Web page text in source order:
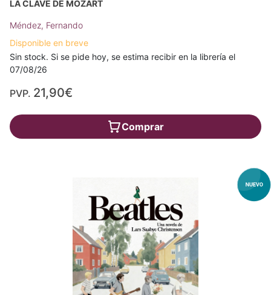
LA CLAVE DE MOZART
Méndez, Fernando
Disponible en breve
Sin stock. Si se pide hoy, se estima recibir en la librería el
07/08/26
PVP. 21,90€
Comprar